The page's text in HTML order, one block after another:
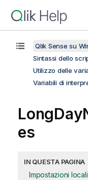
Qlik Sense su
Sintassi dello
Utilizzo delle
Variabili di
es
IN QUESTA PAGINA
Impostazioni locali